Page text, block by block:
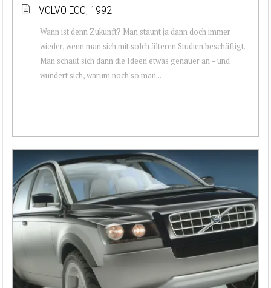
VOLVO ECC, 1992
Wann ist denn Zukunft? Man staunt ja dann doch immer
wieder, wenn man sich mit solch älteren Studien beschäftigt.
Man schaut sich dann die Ideen etwas genauer an – und
wundert sich, warum noch so man...